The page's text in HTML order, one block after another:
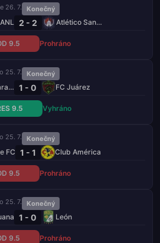
26. 7. Konečný
2 - 2 Atlético San Luis
9.5 Prohráno
25. 7. Konečný
Guadalajara Chivas 1 - 0 FC Juárez
9.5 Vyhráno
25. 7. Konečný
FC 1 - 1 Club América
9.5 Prohráno
25. 7. Konečný
1 - 0 León
9.5 Prohráno